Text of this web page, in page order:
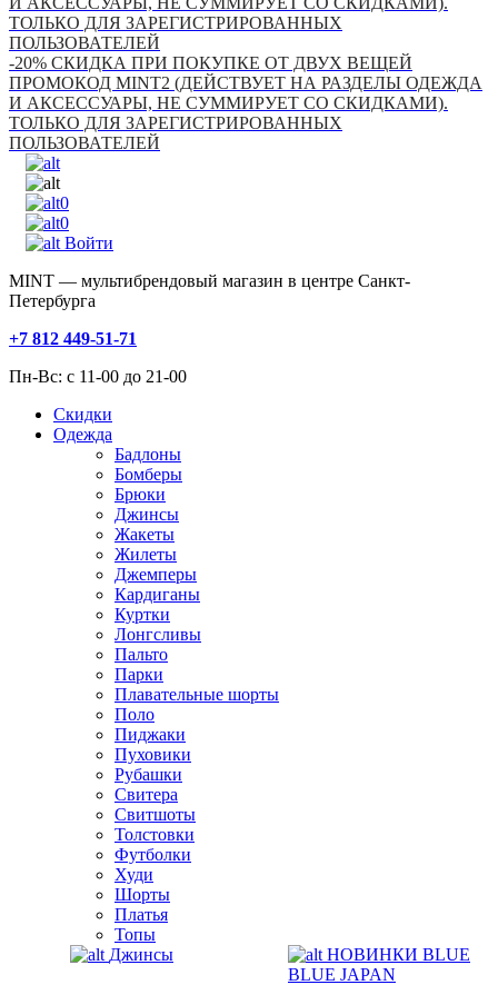
ТОЛЬКО ДЛЯ ЗАРЕГИСТРИРОВАННЫХ
ПОЛЬЗОВАТЕЛЕЙ
-20% СКИДКА ПРИ ПОКУПКЕ ОТ ДВУХ ВЕЩЕЙ
ПРОМОКОД MINT2 (ДЕЙСТВУЕТ НА РАЗДЕЛЫ ОДЕЖДА
И АКСЕССУАРЫ, НЕ СУММИРУЕТ СО СКИДКАМИ).
ТОЛЬКО ДЛЯ ЗАРЕГИСТРИРОВАННЫХ
ПОЛЬЗОВАТЕЛЕЙ
0
0
Войти
MINT — мультибрендовый магазин в центре Санкт-
Петербурга
+7 812 449-51-71
Пн-Вс: с 11-00 до 21-00
Скидки
Одежда
Бадлоны
Бомберы
Брюки
Джинсы
Жакеты
Жилеты
Джемперы
Кардиганы
Куртки
Лонгсливы
Пальто
Парки
Плавательные шорты
Поло
Пиджаки
Пуховики
Рубашки
Свитера
Свитшоты
Толстовки
Футболки
Худи
Шорты
Платья
Топы
Джинсы
НОВИНКИ BLUE
BLUE JAPAN